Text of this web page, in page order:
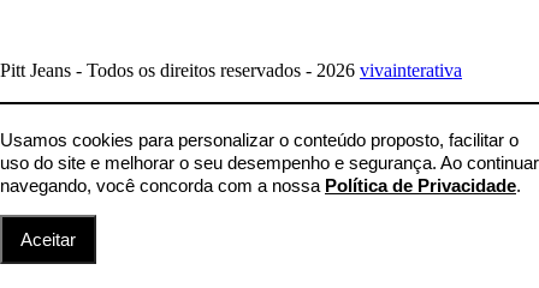
Pitt Jeans - Todos os direitos reservados - 2026 vivainterativa
Usamos cookies para personalizar o conteúdo proposto, facilitar o
uso do site e melhorar o seu desempenho e segurança. Ao continuar
navegando, você concorda com a nossa Política de Privacidade.
Aceitar